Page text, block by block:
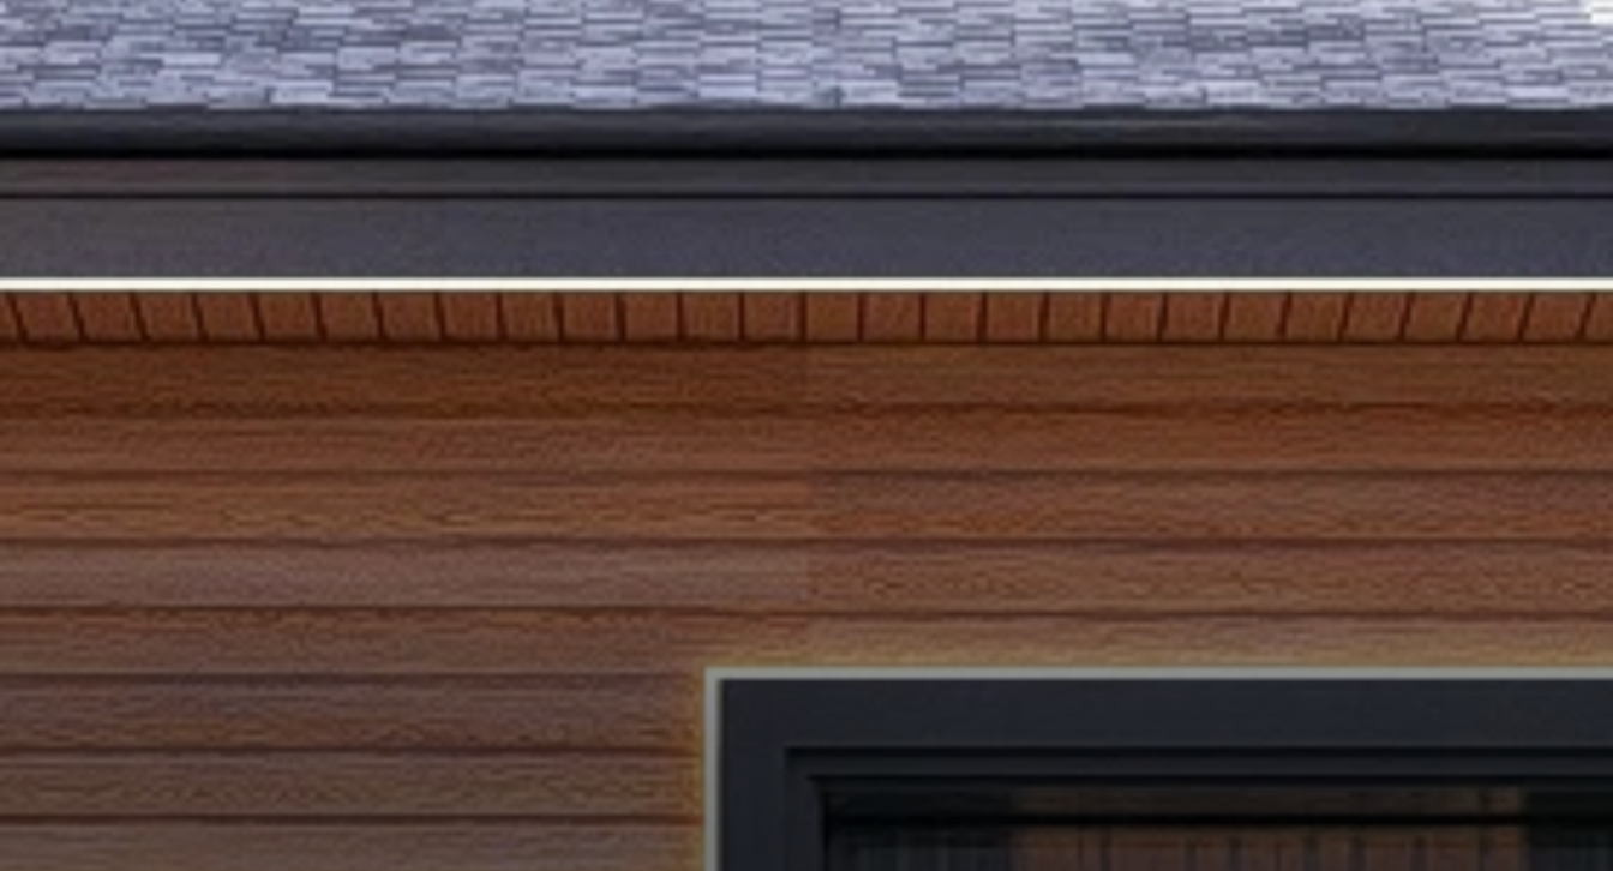
АРХИТЕК
АРХИТЕКТУРНО-СТРОИТЕЛЬНАЯ
КОМПАНИЯ
ГЛАВНАЯНАШИ УСЛУГИ ПРАЙС-ЛИСТБЛОГ КОНТАКТЫ +7 (3842) 65-77-75